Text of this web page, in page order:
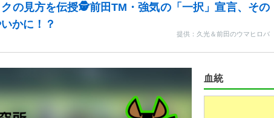
の見方を伝授🕵前田TM・強気の「一択」宣言、その
かに！？
提供：久光＆前田のウマヒロバ
血統